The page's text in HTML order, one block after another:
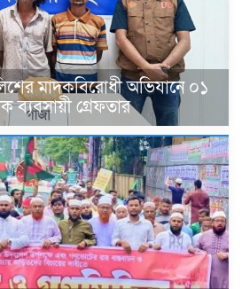
মাদকবিরোধী অভিযানে ০১
ব্যবসায়ী গ্রেফতার